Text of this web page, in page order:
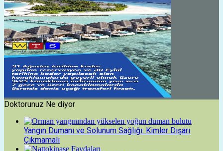
Doktorunuz Ne diyor
Yangın Dumanı ve Solunum Sağlığı: Kimler Dışarı
Çıkmamalı